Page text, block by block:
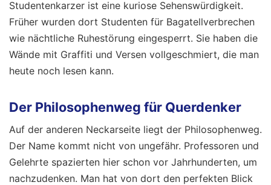
Studentenkarzer ist eine kuriose Sehenswürdigkeit.
Früher wurden dort Studenten für Bagatellverbrechen
wie nächtliche Ruhestörung eingesperrt. Sie haben die
Wände mit Graffiti und Versen vollgeschmiert, die man
heute noch lesen kann.
Der Philosophenweg für Querdenker
Auf der anderen Neckarseite liegt der Philosophenweg.
Der Name kommt nicht von ungefähr. Professoren und
Gelehrte spazierten hier schon vor Jahrhunderten, um
nachzudenken. Man hat von dort den perfekten Blick